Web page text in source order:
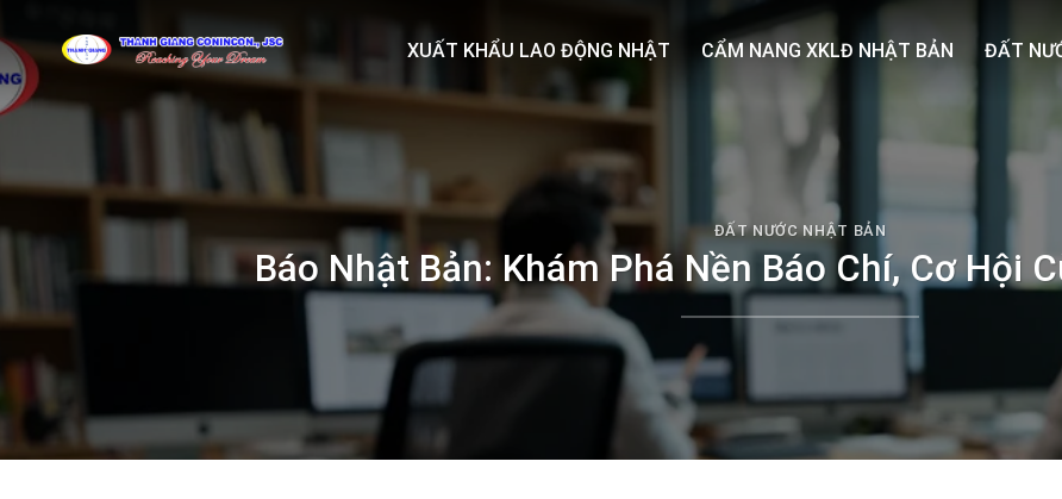
to
content
XUẤT KHẨU LAO ĐỘNG NHẬT CẨM NANG XKLĐ NHẬT BẢN ĐẤT
ĐẤT NƯỚC NHẬT BẢN
Báo Nhật Bản: Khám Phá Nền Báo Chí, Cơ Hội